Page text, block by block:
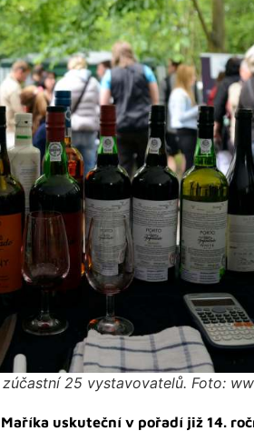
25 vystavovatelů. Foto:
uskuteční v pořadí již 14.